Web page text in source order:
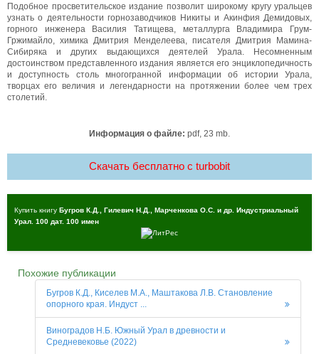
Подобное просветительское издание позволит широкому кругу уральцев
узнать о деятельности горнозаводчиков Никиты и Акинфия Демидовых,
горного инженера Василия Татищева, металлурга Владимира Грум-
Гржимайло, химика Дмитрия Менделеева, писателя Дмитрия Мамина-
Сибиряка и других выдающихся деятелей Урала. Несомненным
достоинством представленного издания является его энциклопедичность
и доступность столь многогранной информации об истории Урала,
творцах его величия и легендарности на протяжении более чем трех
столетий.
Информация о файле: pdf, 23 mb.
Скачать бесплатно c turbobit
Купить книгу Бугров К.Д., Гилевич Н.Д., Марченкова О.С. и др. Индустриальный
Урал. 100 дат. 100 имен
Похожие публикации
Бугров К.Д., Киселев М.А., Маштакова Л.В. Становление
опорного края. Индуст ...
Виноградов Н.Б. Южный Урал в древности и
Средневековье (2022)